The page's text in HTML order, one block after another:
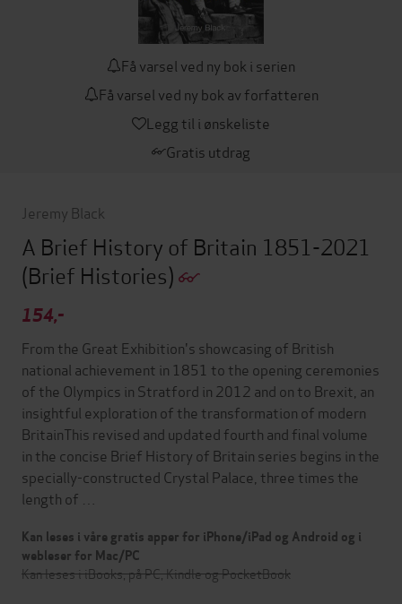
Få varsel ved ny bok i serien
Få varsel ved ny bok av forfatteren
Legg til i ønskeliste
Gratis utdrag
Jeremy Black
A Brief History of Britain 1851-2021
(Brief Histories)
154,-
From the Great Exhibition's showcasing of British
national achievement in 1851 to the opening ceremonies
of the Olympics in Stratford in 2012 and on to Brexit, an
insightful exploration of the transformation of modern
BritainThis revised and updated fourth and final volume
in the concise Brief History of Britain series begins in the
specially-constructed Crystal Palace, three times the
length of …
Kan leses i våre gratis apper for iPhone/iPad og Android og i
webleser for Mac/PC
Kan leses i iBooks, på PC, Kindle og PocketBook